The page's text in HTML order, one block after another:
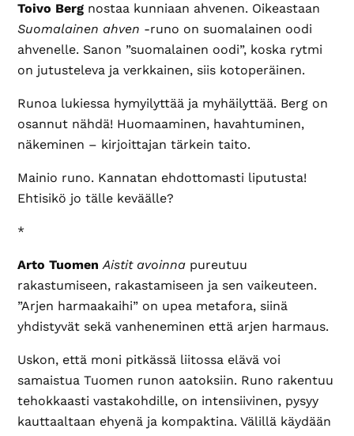
Toivo Berg nostaa kunniaan ahvenen. Oikeastaan
Suomalainen ahven -runo on suomalainen oodi
ahvenelle. Sanon ”suomalainen oodi”, koska rytmi
on jutusteleva ja verkkainen, siis kotoperäinen.
Runoa lukiessa hymyilyttää ja myhäilyttää. Berg on
osannut nähdä! Huomaaminen, havahtuminen,
näkeminen – kirjoittajan tärkein taito.
Mainio runo. Kannatan ehdottomasti liputusta!
Ehtisikö jo tälle keväälle?
*
Arto Tuomen Aistit avoinna pureutuu
rakastumiseen, rakastamiseen ja sen vaikeuteen.
”Arjen harmaakaihi” on upea metafora, siinä
yhdistyvät sekä vanheneminen että arjen harmaus.
Uskon, että moni pitkässä liitossa elävä voi
samaistua Tuomen runon aatoksiin. Runo rakentuu
tehokkaasti vastakohdille, on intensiivinen, pysyy
kauttaaltaan ehyenä ja kompaktina. Välillä käydään